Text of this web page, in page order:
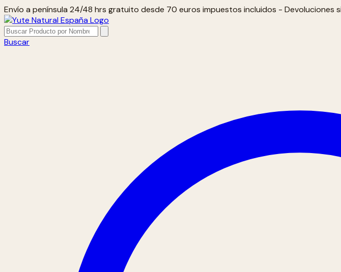
Envío a península 24/48 hrs gratuito desde 70 euros impuestos incluidos - Devoluciones
Buscar